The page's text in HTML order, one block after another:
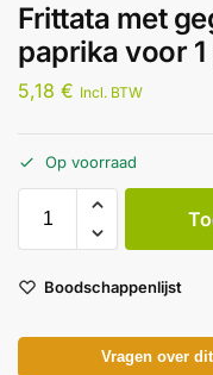
Frittata met
paprika voor 1
5,18 € Incl. BTW
Op voorraad
Boodschappenlijst
Vragen over